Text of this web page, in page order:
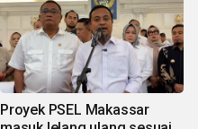
Proyek PSEL Makassar